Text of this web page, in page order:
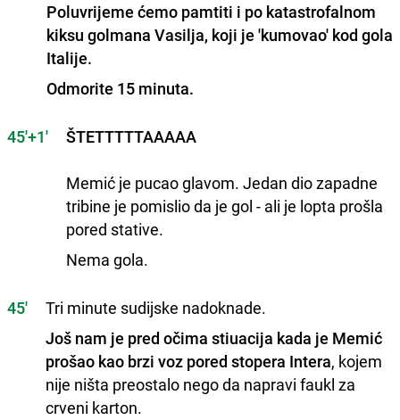
Poluvrijeme ćemo pamtiti i po katastrofalnom
kiksu golmana Vasilja, koji je 'kumovao' kod gola
Italije.
Odmorite 15 minuta.
45'+1' ŠTETTTTTAAAAA
Memić je pucao glavom. Jedan dio zapadne
tribine je pomislio da je gol - ali je lopta prošla
pored stative.
Nema gola.
45'
Tri minute sudijske nadoknade.
Još nam je pred očima stiuacija kada je Memić
prošao kao brzi voz pored stopera Intera, kojem
nije ništa preostalo nego da napravi faukl za
crveni karton.